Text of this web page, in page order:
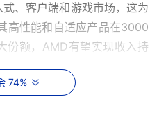
、客户端和游戏市场，这为
高性能和自适应产品在3000
份额，AMD有望实现收入持
74%